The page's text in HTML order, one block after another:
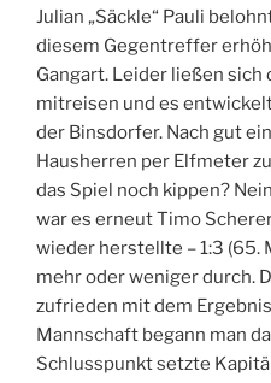
Julian „Säckle“ Pauli
diesem Gegentreffer
Gangart. Leider ließen sich
mitreisen und es
der Binsdorfer. Nach gut
Hausherren per Elfmeter
das Spiel noch kippen?
war es erneut Timo
wieder herstellte – 1:3 (65.
mehr oder weniger durch.
zufrieden mit dem
Mannschaft begann man
Schlusspunkt setzte